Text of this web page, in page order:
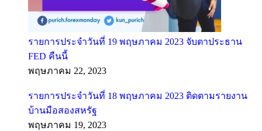
รายการประจำวันที่ 19 พฤษภาคม 2023 จับตาประธาน
FED คืนนี้
พฤษภาคม 22, 2023
รายการประจำวันที่ 18 พฤษภาคม 2023 ติดตามรายงาน
บ้านมือสองสหรัฐ
พฤษภาคม 19, 2023